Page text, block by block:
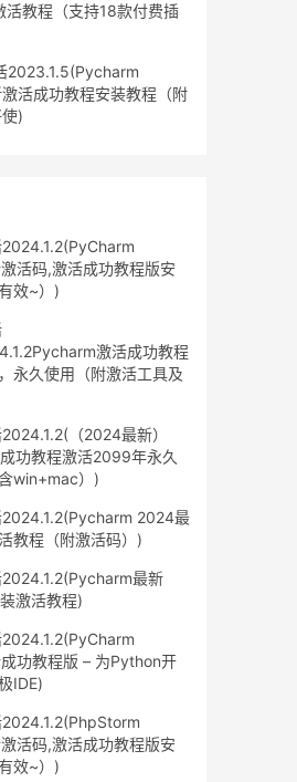
活教程（支持18款付费插
2023.1.5(Pycharm
活成功教程安装教程（附
)
活码,激活成功教程版安
效~）)
激活成功教程
永久使用（附激活工具及
（2024最新）
功教程激活2099年永久
win+mac）)
2024最
教程（附激活码）)
最新
激活教程)
功教程版 – 为Python开
IDE)
活码,激活成功教程版安
效~）)